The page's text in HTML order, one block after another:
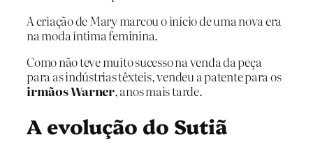
A criação de Mary marcou o início de uma nova era
na moda íntima feminina.
Como não teve muito sucesso na venda da peça
para as indústrias têxteis, vendeu a patente para os
irmãos Warner, anos mais tarde.
A evolução do Sutiã